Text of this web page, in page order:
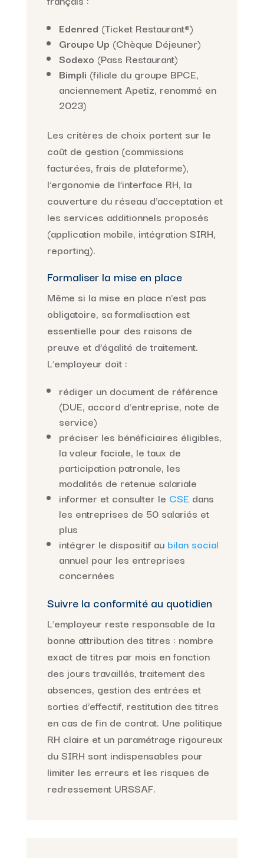
Edenred (Ticket Restaurant®)
Groupe Up (Chèque Déjeuner)
Sodexo (Pass Restaurant)
Bimpli (filiale du groupe BPCE,
anciennement Apetiz, renommé en
2023)
Les critères de choix portent sur le
coût de gestion (commissions
facturées, frais de plateforme),
l’ergonomie de l’interface RH, la
couverture du réseau d’acceptation et
les services additionnels proposés
(application mobile, intégration SIRH,
reporting).
Formaliser la mise en place
Même si la mise en place n’est pas
obligatoire, sa formalisation est
essentielle pour des raisons de
preuve et d’égalité de traitement.
L’employeur doit :
rédiger un document de référence
(DUE, accord d’entreprise, note de
service)
préciser les bénéficiaires éligibles,
la valeur faciale, le taux de
participation patronale, les
modalités de retenue salariale
informer et consulter le CSE dans
les entreprises de 50 salariés et
plus
intégrer le dispositif au bilan social
annuel pour les entreprises
concernées
Suivre la conformité au quotidien
L’employeur reste responsable de la
bonne attribution des titres : nombre
exact de titres par mois en fonction
des jours travaillés, traitement des
absences, gestion des entrées et
sorties d’effectif, restitution des titres
en cas de fin de contrat. Une politique
RH claire et un paramétrage rigoureux
du SIRH sont indispensables pour
limiter les erreurs et les risques de
redressement URSSAF.